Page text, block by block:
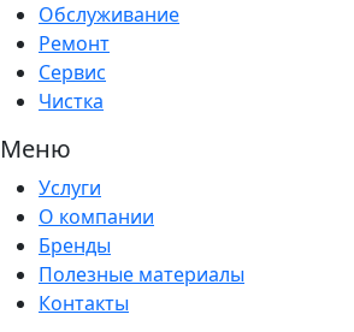
Обслуживание
Ремонт
Сервис
Чистка
Меню
Услуги
О компании
Бренды
Полезные материалы
Контакты